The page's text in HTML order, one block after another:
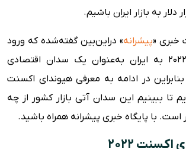
خبری «پیشرانه» دراین‌بین گفته‌شده که ورود
هیوندای اکسنت ۲۰۲۲ به ایران به‌عنوان یک سدان اقتصادی
در ادامه به معرفی هیوندای اکسنت
می‌پردازیم تا ببینیم این سدان آتی بازار کشور از چه
است. با پایگاه خبری پیشرانه همراه باشید.
۲۰۲۲